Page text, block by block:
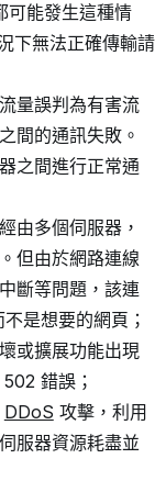
可能發生這種情
下無法正確傳輸請
量誤判為有害流
間的通訊失敗。
之間進行正常通
由多個伺服器，
但由於網路連線
斷等問題，該連
是想要的網頁；
或擴展功能出現
錯誤；
DDoS 攻擊，利用
服器資源耗盡並